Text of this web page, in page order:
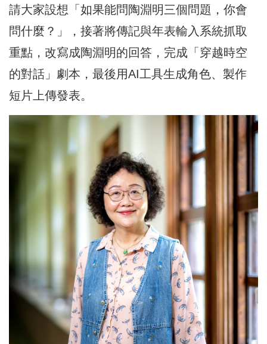
請大家設想「如果能問陶淵明三個問題，你會
問什麼？」，接著將傳記與年表輸入系統抓取
重點，改寫成陶淵明的回答，完成「穿越時空
的對話」劇本，最後用AI工具生成角色、製作
短片上傳發表。